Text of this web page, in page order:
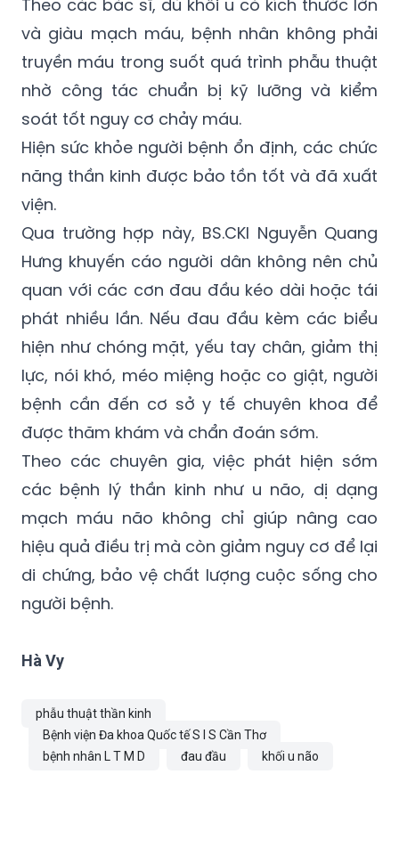
Theo các bác sĩ, dù khối u có kích thước lớn
và giàu mạch máu, bệnh nhân không phải
truyền máu trong suốt quá trình phẫu thuật
nhờ công tác chuẩn bị kỹ lưỡng và kiểm
soát tốt nguy cơ chảy máu.
Hiện sức khỏe người bệnh ổn định, các chức
năng thần kinh được bảo tồn tốt và đã xuất
viện.
Qua trường hợp này, BS.CKI Nguyễn Quang
Hưng khuyến cáo người dân không nên chủ
quan với các cơn đau đầu kéo dài hoặc tái
phát nhiều lần. Nếu đau đầu kèm các biểu
hiện như chóng mặt, yếu tay chân, giảm thị
lực, nói khó, méo miệng hoặc co giật, người
bệnh cần đến cơ sở y tế chuyên khoa để
được thăm khám và chẩn đoán sớm.
Theo các chuyên gia, việc phát hiện sớm
các bệnh lý thần kinh như u não, dị dạng
mạch máu não không chỉ giúp nâng cao
hiệu quả điều trị mà còn giảm nguy cơ để lại
di chứng, bảo vệ chất lượng cuộc sống cho
người bệnh.
Hà Vy
phẫu thuật thần kinh
Bệnh viện Đa khoa Quốc tế S I S Cần Thơ
bệnh nhân L T M D
đau đầu khối u não